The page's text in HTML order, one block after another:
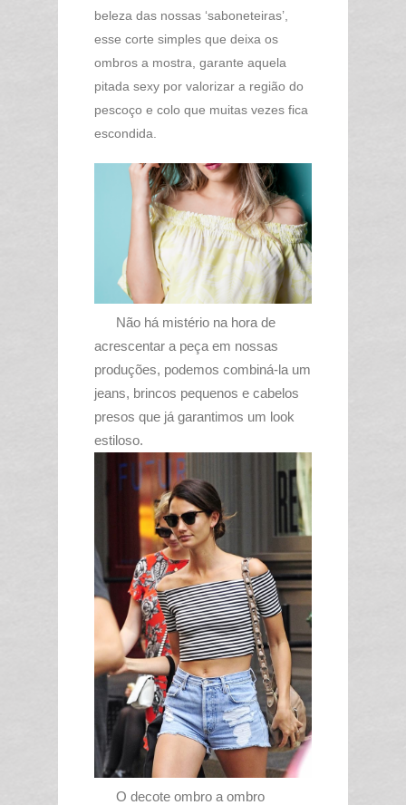
beleza das nossas ‘saboneteiras’,
esse corte simples que deixa os
ombros a mostra, garante aquela
pitada sexy por valorizar a região do
pescoço e colo que muitas vezes fica
escondida.
Não há mistério na hora de
acrescentar a peça em nossas
produções, podemos combiná-la um
jeans, brincos pequenos e cabelos
presos que já garantimos um look
estiloso.
O decote ombro a ombro